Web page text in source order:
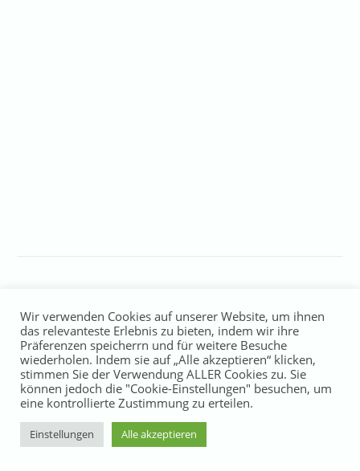
Wir verwenden Cookies auf unserer Website, um ihnen
das relevanteste Erlebnis zu bieten, indem wir ihre
Präferenzen speicherrn und für weitere Besuche
wiederholen. Indem sie auf „Alle akzeptieren“ klicken,
stimmen Sie der Verwendung ALLER Cookies zu. Sie
können jedoch die "Cookie-Einstellungen" besuchen, um
eine kontrollierte Zustimmung zu erteilen.
Einstellungen Alle akzeptieren